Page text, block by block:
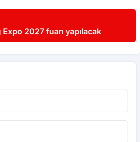
2027 fuarı yapılacak